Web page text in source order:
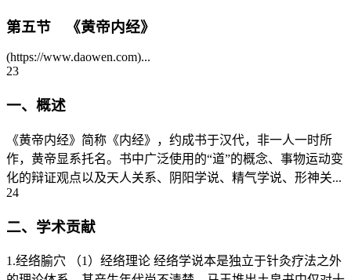
第五节 《黄帝内经》
(https://www.daowen.com)...
23
一、概述
《黄帝内经》简称《内经》，约成书于汉代，非一人一时所
作，黄帝显系托名。书中广泛使用的“道”的概念、事物运动变
化的辩证观点以及天人关系、阴阳学说、精气学说、形神关...
24
二、学术贡献
1.经络腧穴 （1）经络理论 经络学说本是独立于针灸疗法之外